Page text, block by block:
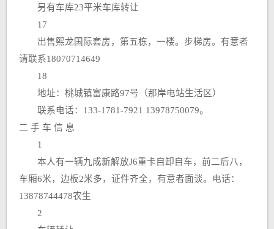
另有车库23平米车库转让
17
出售熙龙国际套房，第五栋，一楼。步梯房。有意者
请联系18070714649
18
地址：桃城镇富康路97号（那岸电站生活区）
联系电话：133-1781-7921 13978750079。
二 手 车 信 息
1
本人有一辆九成新解放J6重卡自卸自车，前二后八，
车厢6米，边板2米多，证件齐全，有意者面谈。电话：
13878744478农生
2